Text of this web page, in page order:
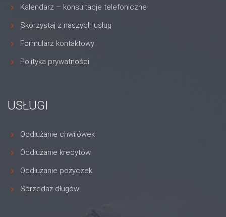
Kalendarz – konsultacje telefoniczne
Skorzystaj z naszych usług
Formularz kontaktowy
Polityka prywatności
USŁUGI
Oddłużanie chwilówek
Oddłużanie kredytów
Oddłużanie pożyczek
Sprzedaż długów